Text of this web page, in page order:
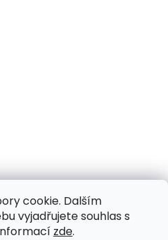
cookie. Dalším
vyjadřujete souhlas s
zde.